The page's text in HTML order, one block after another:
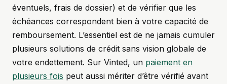
éventuels, frais de dossier) et de vérifier que les
échéances correspondent bien à votre capacité de
remboursement. L’essentiel est de ne jamais cumuler
plusieurs solutions de crédit sans vision globale de
votre endettement. Sur Vinted, un paiement en
plusieurs fois peut aussi mériter d’être vérifié avant